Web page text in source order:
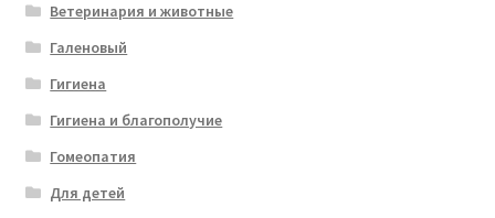
Ветеринария и животные
Галеновый
Гигиена
Гигиена и благополучие
Гомеопатия
Для детей